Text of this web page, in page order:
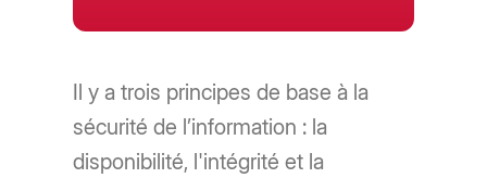
Il y a trois principes de base à la
sécurité de l’information : la
disponibilité, l'intégrité et la